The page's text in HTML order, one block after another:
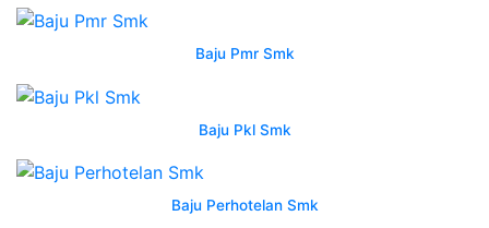
Jersey
Custom
Tangerang
smk
1
karawang
Baju Pmr Smk
Baju Pkl Smk
Baju Perhotelan Smk